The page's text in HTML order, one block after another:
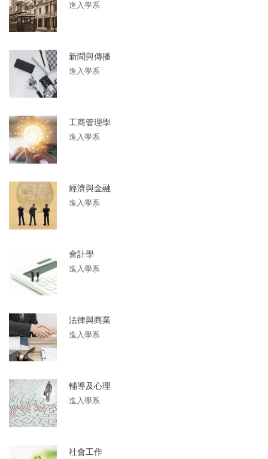
進入學系
新聞與傳播
進入學系
工商管理學
進入學系
經濟與金融
進入學系
會計學
進入學系
法律與商業
進入學系
輔導及心理
進入學系
社會工作